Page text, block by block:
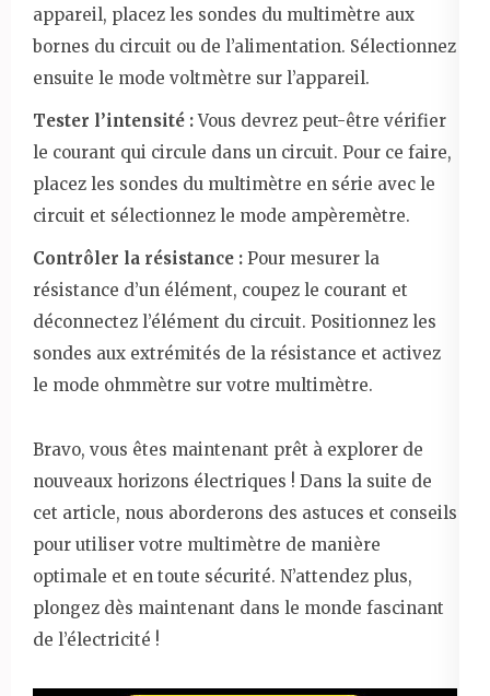
appareil, placez les sondes du multimètre aux
bornes du circuit ou de l’alimentation. Sélectionnez
ensuite le mode voltmètre sur l’appareil.
Tester l’intensité :Vous devrez peut-être vérifier
le courant qui circule dans un circuit. Pour ce faire,
placez les sondes du multimètre en série avec le
circuit et sélectionnez le mode ampèremètre.
Contrôler la résistance : Pour mesurer la
résistance d’un élément, coupez le courant et
déconnectez l’élément du circuit. Positionnez les
sondes aux extrémités de la résistance et activez
le mode ohmmètre sur votre multimètre.
Bravo, vous êtes maintenant prêt à explorer de
nouveaux horizons électriques ! Dans la suite de
cet article, nous aborderons des astuces et conseils
pour utiliser votre multimètre de manière
optimale et en toute sécurité. N’attendez plus,
plongez dès maintenant dans le monde fascinant
de l’électricité !